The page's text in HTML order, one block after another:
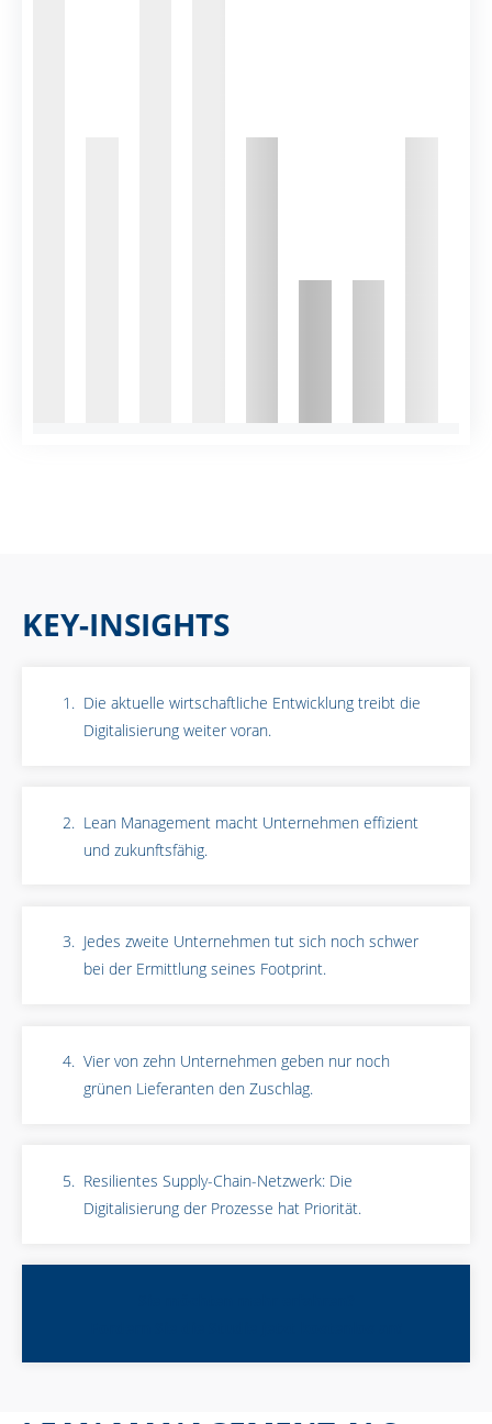
KEY-INSIGHTS
Die aktuelle wirtschaftliche Entwicklung treibt die
Digitalisierung weiter voran.
Lean Management macht Unternehmen effizient
und zukunftsfähig.
Jedes zweite Unternehmen tut sich noch schwer
bei der Ermittlung seines Footprint.
Vier von zehn Unternehmen geben nur noch
grünen Lieferanten den Zuschlag.
Resilientes Supply-Chain-Netzwerk: Die
Digitalisierung der Prozesse hat Priorität.